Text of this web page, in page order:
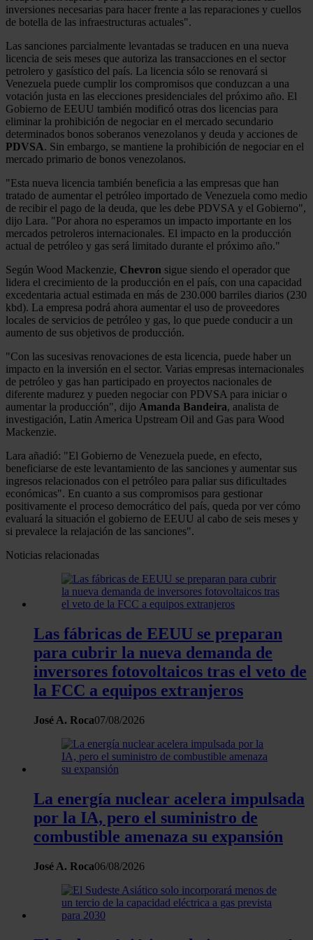
inversiones necesarias para hacer frente a las reparaciones y cuellos
de botella de las infraestructuras actuales".
Las sanciones parcialmente levantadas se traducen en una nueva
licencia de seis meses que autoriza las transacciones en el sector
petrolero y gasístico del país. La licencia sólo se renovará si
Venezuela puede cumplir los compromisos que conduzcan a una
votación justa en las elecciones presidenciales del próximo año. El
Gobierno de EEUU también modificó otras dos licencias para
eliminar la prohibición de negociar en el mercado secundario
determinados bonos soberanos venezolanos y deuda y acciones de
PDVSA. Sin embargo, se mantiene la prohibición de negociar en el
mercado primario de bonos venezolanos.
"Esta nueva licencia también beneficia a las empresas que han
tratado de aumentar el petróleo importado de Venezuela como medio
de recibir el pago de la deuda, que les debe PDVSA y el Gobierno",
dijo Lara. "Por ahora no esperamos un impacto importante en los
mercados petroleros internacionales. El impacto en la producción
actual de petróleo y gas será limitado durante el próximo año."
Según Wood Mackenzie, Chevron sigue siendo el operador que
lidera el crecimiento de la producción en el país, con una capacidad
excedentaria actual estimada en más de 230.000 barriles diarios (230
kbd). La empresa podrá ahora aumentar el uso de proveedores
locales de servicios de petróleo y gas, lo que puede conducir a un
aumento de sus objetivos de producción.
"Con las sucesivas renovaciones de esta licencia, puede haber un
impacto en la inversión en el sector. Varias empresas internacionales
de petróleo y gas han participado en proyectos nacionales de
diferente madurez y pueden negociar con PDVSA para iniciar o
aumentar la producción", dijo Amanda Bandeira, analista de
investigación, Latin America Upstream Oil and Gas para Wood
Mackenzie.
Lara añadió: "El Gobierno de Venezuela puede, en efecto,
beneficiarse de este levantamiento de las sanciones y aumentar sus
ingresos relacionados con el petróleo para paliar sus dificultades
económicas". En cuanto a sus compromisos para gestionar
positivamente el proceso democrático del país, queda por ver cómo
evaluará la situación el gobierno de EEUU al cabo de seis meses y
si prevalece la relajación de las sanciones".
Noticias relacionadas
Las fábricas de EEUU se preparan
para cubrir la nueva demanda de
inversores fotovoltaicos tras el veto de
la FCC a equipos extranjeros
José A. Roca07/08/2026
La energía nuclear acelera impulsada
por la IA, pero el suministro de
combustible amenaza su expansión
José A. Roca06/08/2026